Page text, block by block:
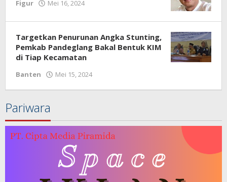
Figur Mei 16, 2024
Targetkan Penurunan Angka Stunting,
Pemkab Pandeglang Bakal Bentuk KIM
di Tiap Kecamatan
Banten Mei 15, 2024
Pariwara